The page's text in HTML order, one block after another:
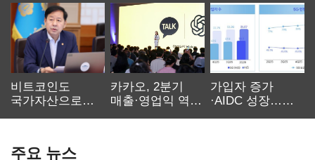
비트코인도
국가자산으로…'
카카오, 2분기
매출·영업익 역대
가입자 증가
·AIDC 성장…
주요 뉴스